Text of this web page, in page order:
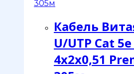
Кабель
U/UTP Сat 5e
4х2х0,51